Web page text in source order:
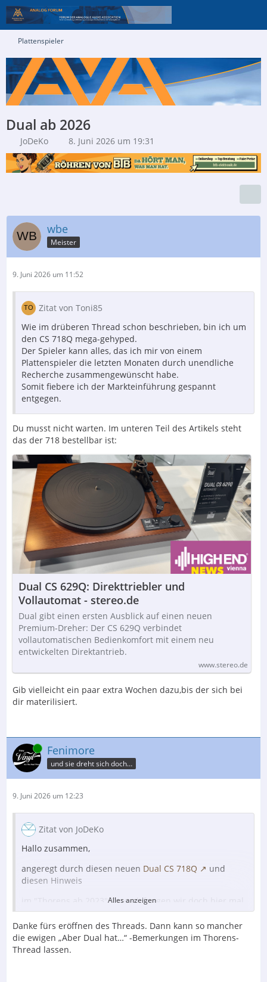
Plattenspieler
Dual ab 2026
JoDeKo 8. Juni 2026 um 19:31
wbe
Meister
9. Juni 2026 um 11:52
Zitat von Toni85
Wie im drüberen Thread schon beschrieben, bin ich um
den CS 718Q mega-gehyped.
Der Spieler kann alles, das ich mir von einem
Plattenspieler die letzten Monaten durch unendliche
Recherche zusammengewünscht habe.
Somit fiebere ich der Markteinführung gespannt
entgegen.
Du musst nicht warten. Im unteren Teil des Artikels steht
das der 718 bestellbar ist:
Dual CS 629Q: Direkttriebler und
Vollautomat - stereo.de
Dual gibt einen ersten Ausblick auf einen neuen
Premium-Dreher: Der CS 629Q verbindet
vollautomatischen Bedienkomfort mit einem neu
entwickelten Direktantrieb.
www.stereo.de
Gib vielleicht ein paar extra Wochen dazu,bis der sich bei
dir materilisiert.
Online Fenimore
und sie dreht sich doch…
9. Juni 2026 um 12:23
Zitat von JoDeKo
Hallo zusammen,
angeregt durch diesen neuen Dual CS 718Q
und
diesen Hinweis
im "Thorens ab 2023" Thread, fangen wir doch hier mal
mit einem anderen großen (deutschen)
Traditionshersteller an.
dualfred ist ja auch hier und kann bestimmt zu dem,
was wir erwarten dürfen, einiges sagen.
Alles anzeigen
Danke fürs eröffnen des Threads. Dann kann so mancher
die ewigen „Aber Dual hat…“ -Bemerkungen im Thorens-
Thread lassen.